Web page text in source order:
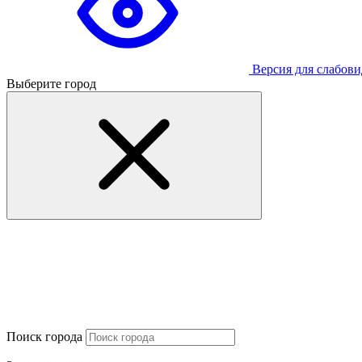
Версия для
Выберите город
Поиск города